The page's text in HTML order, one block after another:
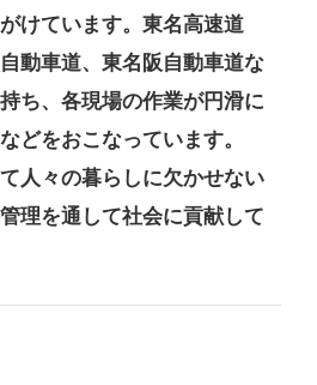
けています。東名高速道
動車道、東名阪自動車道な
ち、各現場の作業が円滑に
どをおこなっています。
人々の暮らしに欠かせない
理を通して社会に貢献して